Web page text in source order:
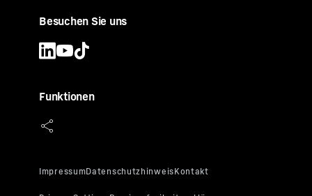
Besuchen Sie uns
Funktionen